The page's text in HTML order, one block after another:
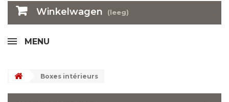
Winkelwagen (leeg)
MENU
Boxes intérieurs